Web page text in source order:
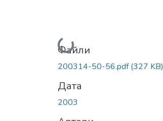
Вантажиться...
Файли
200314-50-56.pdf(327 KB)
Дата
2003